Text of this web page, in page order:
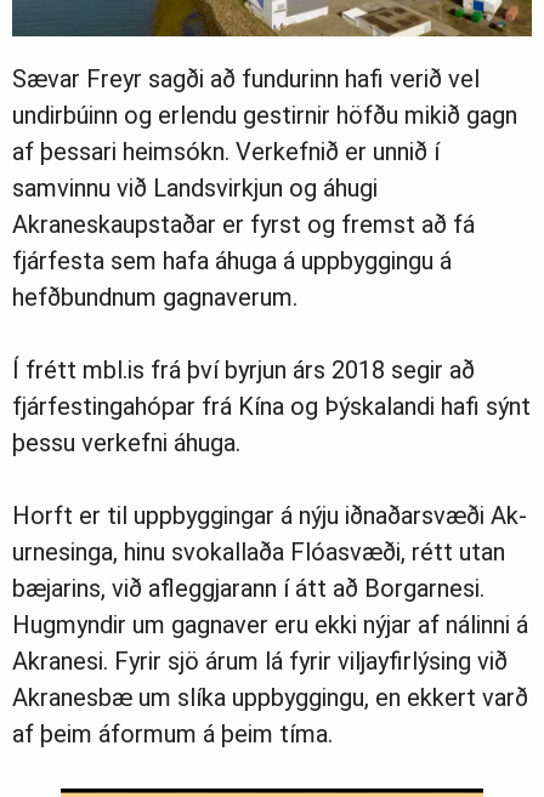
Sævar Freyr sagði að fundurinn hafi verið vel
undirbúinn og erlendu gestirnir höfðu mikið gagn
af þessari heimsókn. Verkefnið er unnið í
samvinnu við Landsvirkjun og áhugi
Akraneskaupstaðar er fyrst og fremst að fá
fjárfesta sem hafa áhuga á uppbyggingu á
hefðbundnum gagnaverum.
Í frétt mbl.is frá því byrjun árs 2018 segir að
fjárfestingahópar frá Kína og Þýskalandi hafi sýnt
þessu verkefni áhuga.
Horft er til upp­bygg­ing­ar á nýju iðnaðarsvæði Ak­
ur­nes­inga, hinu svo­kallaða Flóa­svæði, rétt utan
bæj­ar­ins, við af­leggj­ar­ann í átt að Borg­ar­nesi.
Hug­mynd­ir um gagna­ver eru ekki nýj­ar af nál­inni á
Akra­nesi. Fyr­ir sjö árum lá fyr­ir vilja­yf­ir­lýs­ing við
Akra­nes­bæ um slíka upp­bygg­ingu, en ekk­ert varð
af þeim áform­um á þeim tíma.